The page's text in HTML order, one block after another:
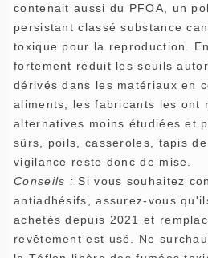
contenait aussi du PFOA, un
persistant classé substance
toxique pour la reproduction.
fortement réduit les seuils
dérivés dans les matériaux en
aliments, les fabricants les ont
alternatives moins étudiées et
sûrs, poils, casseroles, tapis
vigilance reste donc de mise.
Conseils : Si vous souhaitez
antiadhésifs, assurez-vous
achetés depuis 2021 et
revêtement est usé. Ne